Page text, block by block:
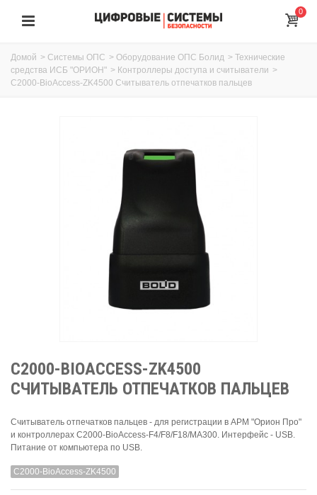
0
Домой > Системы ОПС > Оборудование ОПС Болид > Технические
средства ИСБ "ОРИОН" > Контроллеры доступа и считыватели >
C2000-BioAccess-ZK4500 Считыватель отпечатков пальцев
C2000-BIOACCESS-ZK4500
СЧИТЫВАТЕЛЬ ОТПЕЧАТКОВ ПАЛЬЦЕВ
Считыватель отпечатков пальцев - для регистрации в АРМ "Орион Про"
и контроллерах C2000-BioAccess-F4/F8/F18/MA300. Интерфейс - USB.
Питание от компьютера по USB.
C2000-BioAccess-ZK4500